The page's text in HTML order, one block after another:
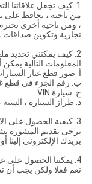
1. كيف تجعل علاقاتنا التجارية طويلة الأجل وجيدة؟
من ناحية ، نحافظ على
، ومن ناحية أخرى
تجارية وتكوين صداقات
2. كيف يمكنني تحديد ملحقات السيارة المناسبة للسيارة؟
المعلومات التالية
أ. صور قطع غيار
ب. رقم الجزء في قطع
ج. سيارة VIN
د. طراز السيارة ،
3. كيفية الحصول على الاقتباس؟
بريدك الإلكتروني إلينا
4. يمكننا الحصول على عينة؟
نعم فعلا ولكن يجب أن